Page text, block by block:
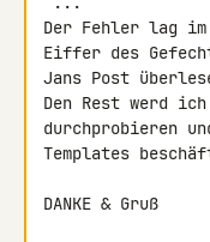
Der Fehler lag
Eiffer des
Jans Post
Den Rest werd
durchprobieren
Templates
DANKE & Gruß